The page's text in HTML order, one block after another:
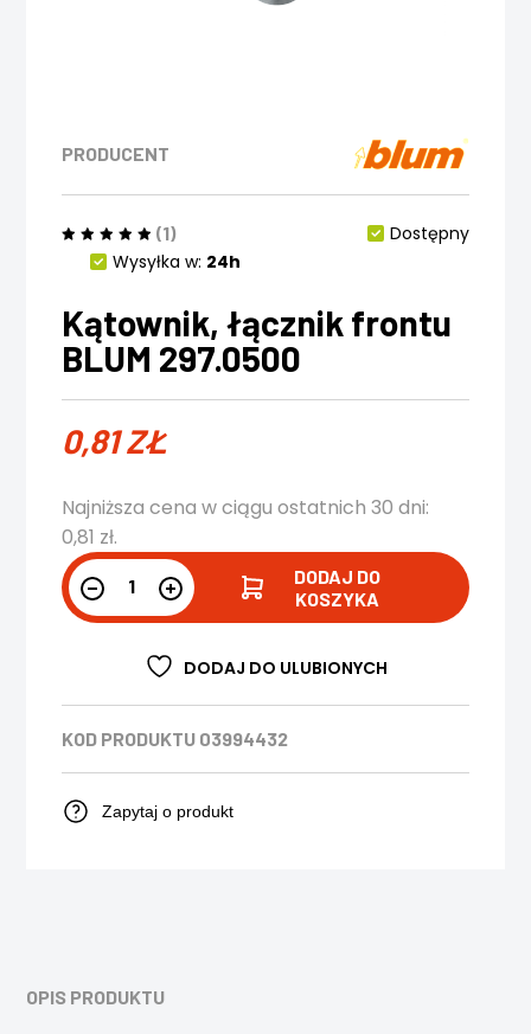
PRODUCENT
(1)
Dostępny
Wysyłka w: 24h
Kątownik, łącznik frontu
BLUM 297.0500
0,81ZŁ
Najniższa cena w ciągu ostatnich 30 dni:
0,81 zł.
DODAJ DO
KOSZYKA
DODAJ DO ULUBIONYCH
KOD PRODUKTU 03994432
Zapytaj o produkt
OPIS PRODUKTU